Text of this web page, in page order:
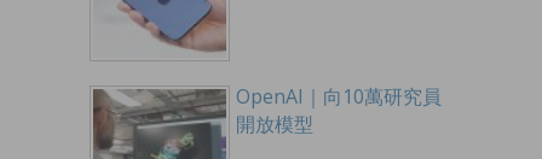
OpenAI｜向10萬研究員
開放模型